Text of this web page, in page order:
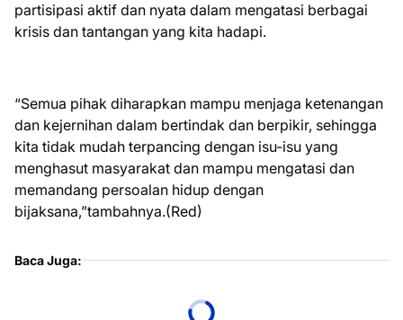
partisipasi aktif dan nyata dalam mengatasi berbagai
krisis dan tantangan yang kita hadapi.
“Semua pihak diharapkan mampu menjaga ketenangan
dan kejernihan dalam bertindak dan berpikir, sehingga
kita tidak mudah terpancing dengan isu-isu yang
menghasut masyarakat dan mampu mengatasi dan
memandang persoalan hidup dengan
bijaksana,”tambahnya.(Red)
Baca Juga: